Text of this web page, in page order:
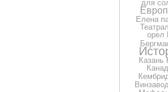
для
Елена
орел
Казань